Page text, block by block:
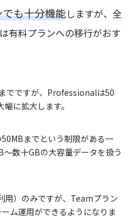
も十分機能しますが、全
有料プランへの移行がおす
でですが、Professionalは50
に拡大します。
までという制限がある一
数十GBの大容量データを扱う
用）のみですが、Teamプラン
ム運用ができるようになりま